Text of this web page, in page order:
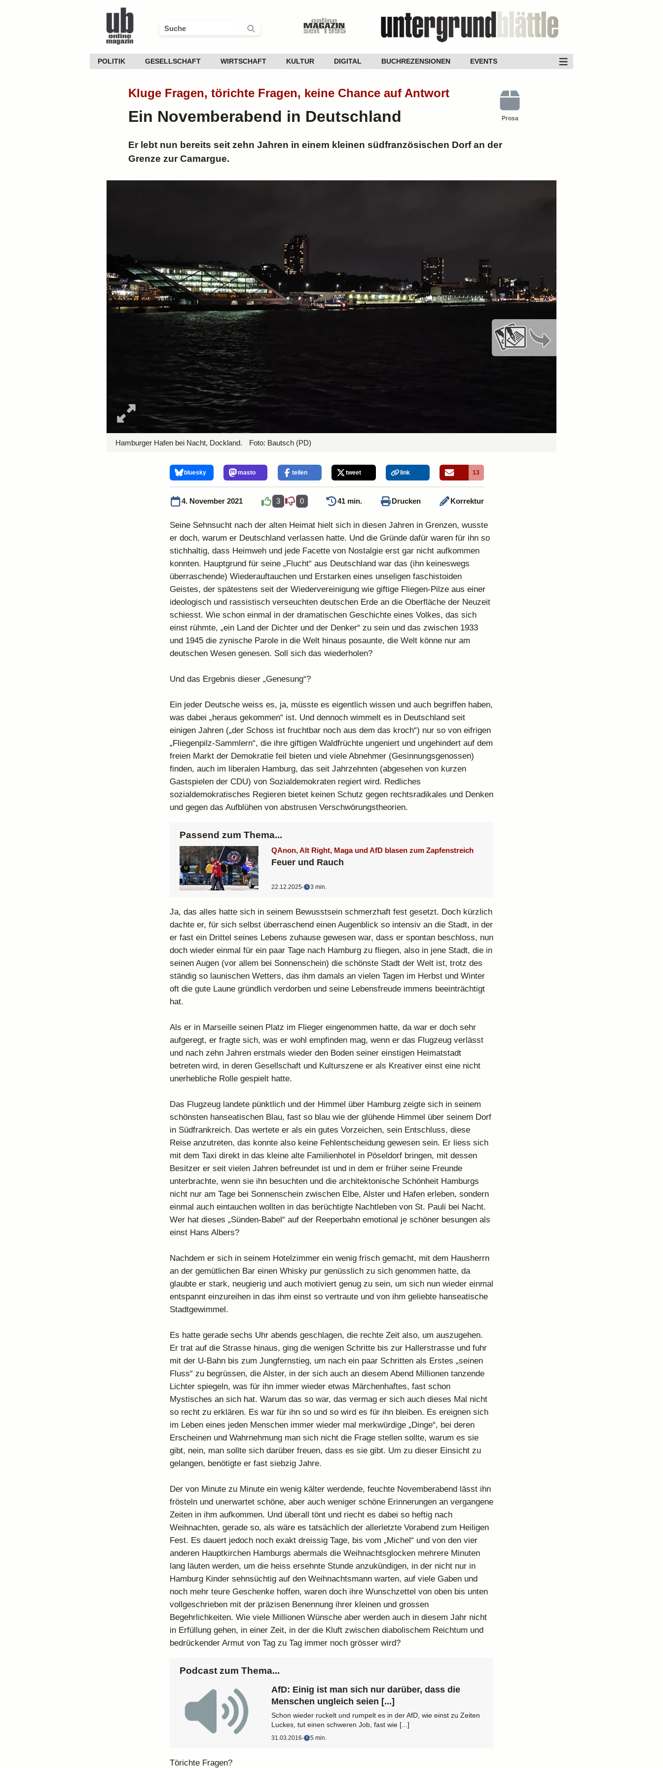
POLITIK GESELLSCHAFT WIRTSCHAFT KULTUR DIGITAL BUCHREZENSIONEN EVENTS
Kluge Fragen, törichte Fragen, keine Chance auf Antwort
Ein Novemberabend in Deutschland Prosa
Er lebt nun bereits seit zehn Jahren in einem kleinen südfranzösischen Dorf an der
Grenze zur Camargue.
Hamburger Hafen bei Nacht, Dockland. Foto: Bautsch (PD)
bluesky masto teilen tweet link 13
4. November 2021 3 0 41 min. Drucken Korrektur
Seine Sehnsucht nach der alten Heimat hielt sich in diesen Jahren in Grenzen, wusste
er doch, warum er Deutschland verlassen hatte. Und die Gründe dafür waren für ihn so
stichhaltig, dass Heimweh und jede Facette von Nostalgie erst gar nicht aufkommen
konnten. Hauptgrund für seine „Flucht“ aus Deutschland war das (ihn keineswegs
überraschende) Wiederauftauchen und Erstarken eines unseligen faschistoiden
Geistes, der spätestens seit der Wiedervereinigung wie giftige Fliegen-Pilze aus einer
ideologisch und rassistisch verseuchten deutschen Erde an die Oberfläche der Neuzeit
schiesst. Wie schon einmal in der dramatischen Geschichte eines Volkes, das sich
einst rühmte, „ein Land der Dichter und der Denker“ zu sein und das zwischen 1933
und 1945 die zynische Parole in die Welt hinaus posaunte, die Welt könne nur am
deutschen Wesen genesen. Soll sich das wiederholen?
Und das Ergebnis dieser „Genesung“?
Ein jeder Deutsche weiss es, ja, müsste es eigentlich wissen und auch begriffen haben,
was dabei „heraus gekommen“ ist. Und dennoch wimmelt es in Deutschland seit
einigen Jahren („der Schoss ist fruchtbar noch aus dem das kroch“) nur so von eifrigen
„Fliegenpilz-Sammlern“, die ihre giftigen Waldfrüchte ungeniert und ungehindert auf dem
freien Markt der Demokratie feil bieten und viele Abnehmer (Gesinnungsgenossen)
finden, auch im liberalen Hamburg, das seit Jahrzehnten (abgesehen von kurzen
Gastspielen der CDU) von Sozialdemokraten regiert wird. Redliches
sozialdemokratisches Regieren bietet keinen Schutz gegen rechtsradikales und Denken
und gegen das Aufblühen von abstrusen Verschwörungstheorien.
Passend zum Thema...
QAnon, Alt Right, Maga und AfD blasen zum Zapfenstreich
Feuer und Rauch
22.12.2025‧ 3 min.
Ja, das alles hatte sich in seinem Bewusstsein schmerzhaft fest gesetzt. Doch kürzlich
dachte er, für sich selbst überraschend einen Augenblick so intensiv an die Stadt, in der
er fast ein Drittel seines Lebens zuhause gewesen war, dass er spontan beschloss, nun
doch wieder einmal für ein paar Tage nach Hamburg zu fliegen, also in jene Stadt, die in
seinen Augen (vor allem bei Sonnenschein) die schönste Stadt der Welt ist, trotz des
ständig so launischen Wetters, das ihm damals an vielen Tagen im Herbst und Winter
oft die gute Laune gründlich verdorben und seine Lebensfreude immens beeinträchtigt
hat.
Als er in Marseille seinen Platz im Flieger eingenommen hatte, da war er doch sehr
aufgeregt, er fragte sich, was er wohl empfinden mag, wenn er das Flugzeug verlässt
und nach zehn Jahren erstmals wieder den Boden seiner einstigen Heimatstadt
betreten wird, in deren Gesellschaft und Kulturszene er als Kreativer einst eine nicht
unerhebliche Rolle gespielt hatte.
Das Flugzeug landete pünktlich und der Himmel über Hamburg zeigte sich in seinem
schönsten hanseatischen Blau, fast so blau wie der glühende Himmel über seinem Dorf
in Südfrankreich. Das wertete er als ein gutes Vorzeichen, sein Entschluss, diese
Reise anzutreten, das konnte also keine Fehlentscheidung gewesen sein. Er liess sich
mit dem Taxi direkt in das kleine alte Familienhotel in Pöseldorf bringen, mit dessen
Besitzer er seit vielen Jahren befreundet ist und in dem er früher seine Freunde
unterbrachte, wenn sie ihn besuchten und die architektonische Schönheit Hamburgs
nicht nur am Tage bei Sonnenschein zwischen Elbe, Alster und Hafen erleben, sondern
einmal auch eintauchen wollten in das berüchtigte Nachtleben von St. Pauli bei Nacht.
Wer hat dieses „Sünden-Babel“ auf der Reeperbahn emotional je schöner besungen als
einst Hans Albers?
Nachdem er sich in seinem Hotelzimmer ein wenig frisch gemacht, mit dem Hausherrn
an der gemütlichen Bar einen Whisky pur genüsslich zu sich genommen hatte, da
glaubte er stark, neugierig und auch motiviert genug zu sein, um sich nun wieder einmal
entspannt einzureihen in das ihm einst so vertraute und von ihm geliebte hanseatische
Stadtgewimmel.
Es hatte gerade sechs Uhr abends geschlagen, die rechte Zeit also, um auszugehen.
Er trat auf die Strasse hinaus, ging die wenigen Schritte bis zur Hallerstrasse und fuhr
mit der U-Bahn bis zum Jungfernstieg, um nach ein paar Schritten als Erstes „seinen
Fluss“ zu begrüssen, die Alster, in der sich auch an diesem Abend Millionen tanzende
Lichter spiegeln, was für ihn immer wieder etwas Märchenhaftes, fast schon
Mystisches an sich hat. Warum das so war, das vermag er sich auch dieses Mal nicht
so recht zu erklären. Es war für ihn so und so wird es für ihn bleiben. Es ereignen sich
im Leben eines jeden Menschen immer wieder mal merkwürdige „Dinge“, bei deren
Erscheinen und Wahrnehmung man sich nicht die Frage stellen sollte, warum es sie
gibt, nein, man sollte sich darüber freuen, dass es sie gibt. Um zu dieser Einsicht zu
gelangen, benötigte er fast siebzig Jahre.
Der von Minute zu Minute ein wenig kälter werdende, feuchte Novemberabend lässt ihn
frösteln und unerwartet schöne, aber auch weniger schöne Erinnerungen an vergangene
Zeiten in ihm aufkommen. Und überall tönt und riecht es dabei so heftig nach
Weihnachten, gerade so, als wäre es tatsächlich der allerletzte Vorabend zum Heiligen
Fest. Es dauert jedoch noch exakt dreissig Tage, bis vom „Michel“ und von den vier
anderen Hauptkirchen Hamburgs abermals die Weihnachtsglocken mehrere Minuten
lang läuten werden, um die heiss ersehnte Stunde anzukündigen, in der nicht nur in
Hamburg Kinder sehnsüchtig auf den Weihnachtsmann warten, auf viele Gaben und
noch mehr teure Geschenke hoffen, waren doch ihre Wunschzettel von oben bis unten
vollgeschrieben mit der präzisen Benennung ihrer kleinen und grossen
Begehrlichkeiten. Wie viele Millionen Wünsche aber werden auch in diesem Jahr nicht
in Erfüllung gehen, in einer Zeit, in der die Kluft zwischen diabolischem Reichtum und
bedrückender Armut von Tag zu Tag immer noch grösser wird?
Podcast zum Thema...
AfD: Einig ist man sich nur darüber, dass die
Menschen ungleich seien [...]
Schon wieder ruckelt und rumpelt es in der AfD, wie einst zu Zeiten
Luckes, tut einen schweren Job, fast wie [...]
31.03.2016‧ 5 min.
Törichte Fragen?